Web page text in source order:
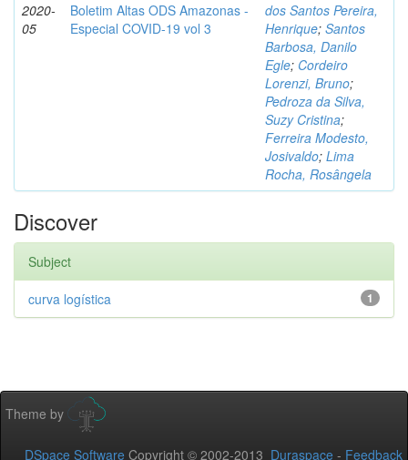
2020-
05
Boletim Altas ODS Amazonas -
Especial COVID-19 vol 3
dos Santos Pereira,
Henrique; Santos
Barbosa, Danilo
Egle; Cordeiro
Lorenzi, Bruno;
Pedroza da Silva,
Suzy Cristina;
Ferreira Modesto,
Josivaldo; Lima
Rocha, Rosângela
Discover
Subject
1
curva logística
Theme by
DSpace Software Copyright © 2002-2013 Duraspace - Feedback